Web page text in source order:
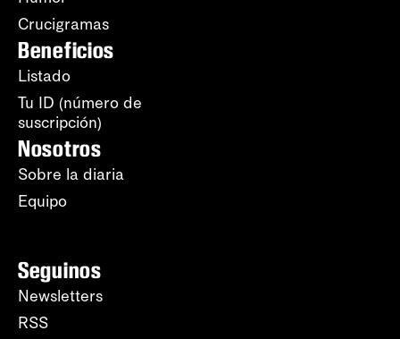
Crucigramas
Beneficios
Listado
Tu ID (número de
suscripción)
Nosotros
Sobre la diaria
Equipo
Seguinos
Newsletters
RSS